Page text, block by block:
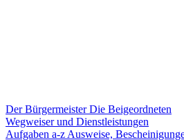
Der BürgermeisterDie Beigeordneten
Wegweiser und Dienstleistungen
Aufgaben a-z Ausweise,